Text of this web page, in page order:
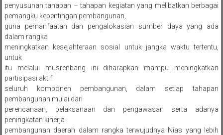
penyusunan tahapan – tahapan kegiatan yang melibatkan berbagai
pemangku kepentingan pembangunan,
guna pemanfaatan dan pengalokasian sumber daya yang ada
dalam rangka
meningkatkan kesejahteraan sosial untuk jangka waktu tertentu,
untuk
itu melalui musrenbang ini diharapkan mampu meningkatkan
partisipasi aktif
seluruh komponen pembangunan, dalam setiap tahapan
pembangunan mulai dari
perencanaan, pelaksanaan dan pengawasan serta adanya
peningkatan kinerja
pembangunan daerah dalam rangka terwujudnya Nias yang lebih